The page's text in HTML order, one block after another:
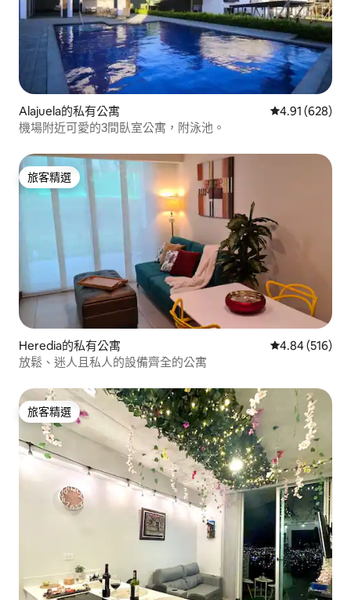
Alajuela的私有公寓 從 628 則評價
4.91 (628)
機場附近可愛的3間臥室公寓，附泳池。
旅客精選
旅客精選
Heredia的私有公寓 從 516 則評價
4.84 (516)
放鬆、迷人且私人的設備齊全的公寓
旅客精選
旅客精選